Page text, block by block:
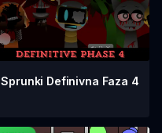
Sprunki Definivna Faza 4